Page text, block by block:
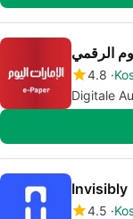
الرقمي
4.8
Digitale
Invisibly
4.5